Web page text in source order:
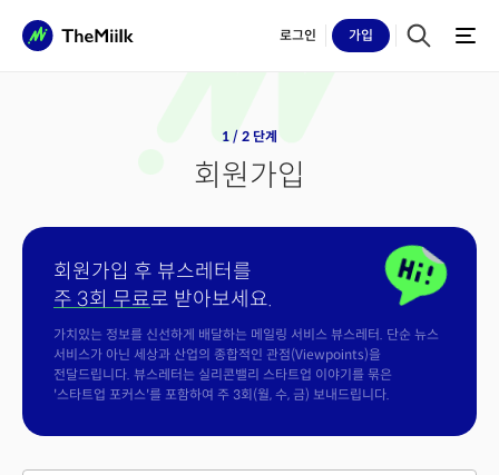
로그인 가입
1 / 2 단계
회원가입
회원가입 후 뷰스레터를
주 3회 무료로 받아보세요.
가치있는 정보를 신선하게 배달하는 메일링 서비스 뷰스레터. 단순 뉴스
서비스가 아닌 세상과 산업의 종합적인 관점(Viewpoints)을
전달드립니다. 뷰스레터는 실리콘밸리 스타트업 이야기를 묶은
'스타트업 포커스'를 포함하여 주 3회(월, 수, 금) 보내드립니다.